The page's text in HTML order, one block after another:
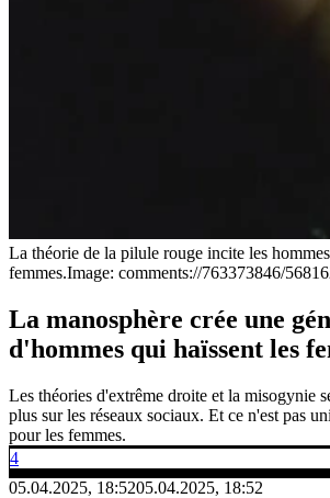
La théorie de la pilule rouge incite les
femmes.Image: comments://763373846/
La manosphère crée une
d'hommes qui haïssent les
Les théories d'extrême droite et la misogynie
plus sur les réseaux sociaux. Et ce n'est pas
pour les femmes.
4
05.04.2025, 18:5205.04.2025, 18:52